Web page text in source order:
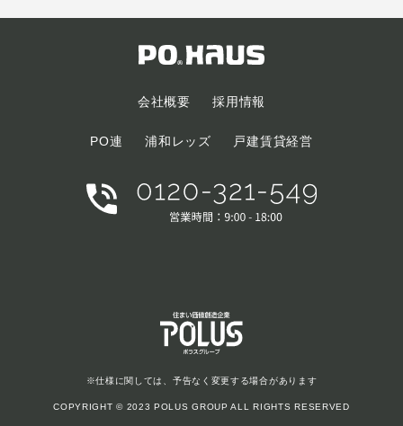
会社概要 採用情報
PO連 浦和レッズ 戸建賃貸経営
※仕様に関しては、予告なく変更する場合があります
COPYRIGHT © 2023 POLUS GROUP ALL RIGHTS RESERVED